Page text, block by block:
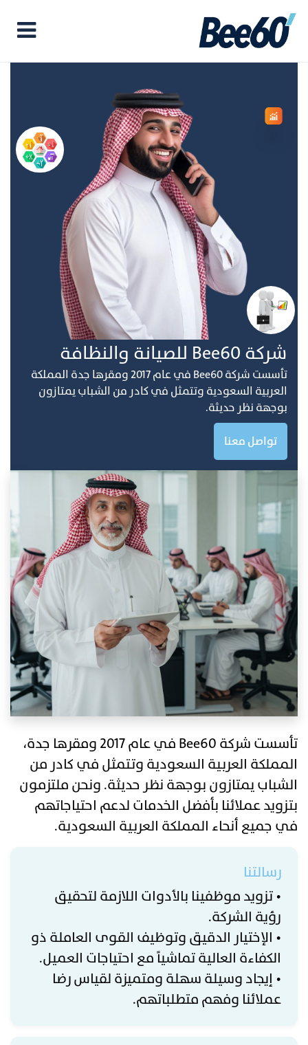
ﺷﺮﻛﺔ Bee60 ﻟﻠﺼﻴﺎﻧﺔ واﻟﻨﻈﺎفة
ﺗﺄﺳﺴﺖ ﺷﺮﻛﺔ Bee60 ﻓﻲ ﻋﺎم 2017 وﻣﻘﺮﻫﺎ ﺟﺪة اﻟﻤﻤﻠﻜﺔ
اﻟﻌﺮﺑﻴﺔ اﻟﺴﻌﻮدﻳﺔ وﺗﺘﻤﺜﻞ ﻓﻲ ﻛﺎدر ﻣﻦ اﻟﺸﺒﺎب ﻳﻤﺘﺎزون
ﺑﻮﺟﻬﺔ ﻧﻈﺮ ﺣﺪﻳﺜﺔ.
تواصل معنا
تأسست شركة Bee60 في عام 2017 ومقرها جدة،
المملكة العربية السعودية وتتمثل في كادر من
الشباب يمتازون بوجهة نظر حديثة. ونحن ملتزمون
بتزويد عملائنا بأفضل الخدمات لدعم احتياجاتهم
في جميع أنحاء المملكة العربية السعودية.
رسالتنا
• تزويد موظفينا بالأدوات اللازمة لتحقيق
رؤية الشركة.
• الإختيار الدقيق وتوظيف القوى العاملة ذو
الكفاءة العالية تماشياً مع احتياجات العميل.
• إيجاد وسيلة سهلة ومتميزة لقياس رضا
عملائنا وفهم متطلباتهم.